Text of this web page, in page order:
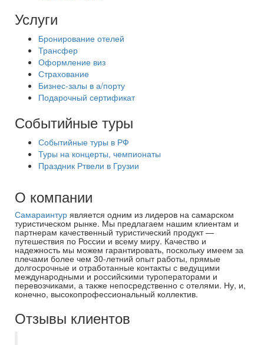
Услуги
Бронирование отелей
Трансфер
Оформление виз
Страхование
Бизнес-залы в а/порту
Подарочный сертификат
Событийные туры
Событийные туры в РФ
Туры на концерты, чемпионаты
Праздник Ртвели в Грузии
О компании
Самараинтур является одним из лидеров на самарском
туристическом рынке. Мы предлагаем нашим клиентам и
партнерам качественный туристический продукт —
путешествия по России и всему миру. Качество и
надежность мы можем гарантировать, поскольку имеем за
плечами более чем 30-летний опыт работы, прямые
долгосрочные и отработанные контакты с ведущими
международными и российскими туроператорами и
перевозчиками, а также непосредственно с отелями. Ну, и,
конечно, высокопрофессиональный коллектив.
Отзывы клиентов